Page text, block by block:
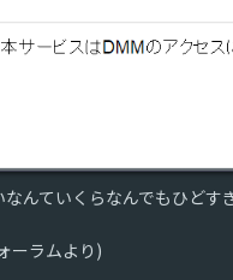
んていくらなんでもひどす
ーラムより)